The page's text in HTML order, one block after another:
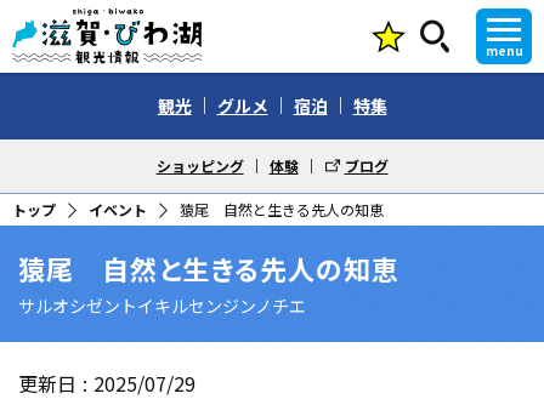
menu
観光 グルメ 宿泊 特集
ショッピング 体験 ブログ
トップ イベント 猿尾 自然と生きる先人の知恵
猿尾 自然と生きる先人の知恵
サルオシゼントイキルセンジンノチエ
更新日 2025/07/29